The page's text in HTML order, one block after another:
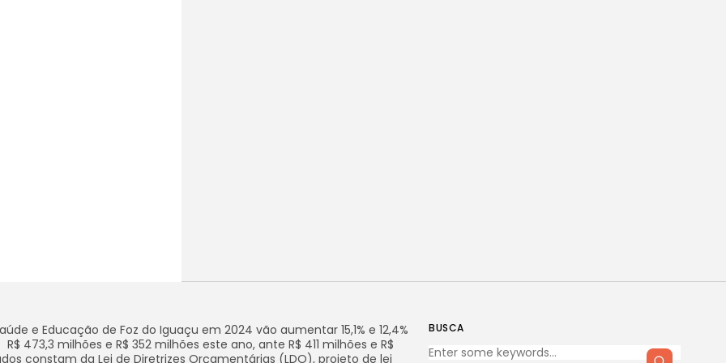
BUSCA
e Educação de Foz do Iguaçu em 2024 vão aumentar 15,1% e 12,4%
473,3 milhões e R$ 352 milhões este ano, ante R$ 411 milhões e R$
constam da Lei de Diretrizes Orçamentárias (LDO), projeto de lei